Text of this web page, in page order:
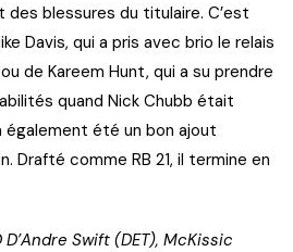
blessures du titulaire. C’est
Davis, qui a pris avec brio le relais
de Kareem Hunt, qui a su prendre
quand Nick Chubb était
également été un bon ajout
Drafté comme RB 21, il termine en
Swift (DET), McKissic